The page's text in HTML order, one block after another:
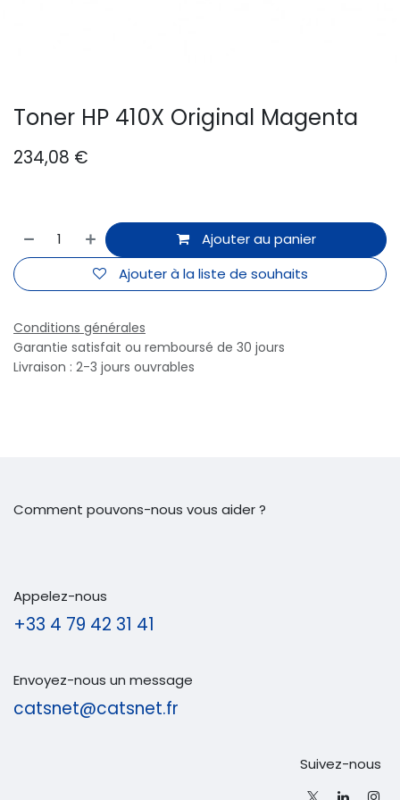
Toner HP 410X Original Magenta
234,08 €
Ajouter au panier
Ajouter à la liste de souhaits
Conditions générales
Garantie satisfait ou remboursé de 30 jours
Livraison : 2-3 jours ouvrables
Comment pouvons-nous vous aider ?
Appelez-nous
+33 4 79 42 31 41
Envoyez-nous un message
catsnet@catsnet.fr
Suivez-nous